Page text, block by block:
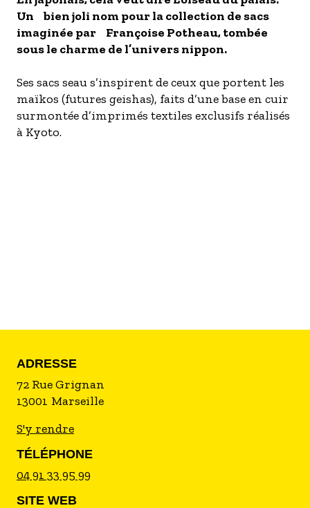
- Les établissements Accueil vélo
LES OFFRES MYPROVENCE
Un bien joli nom pour la collection de sacs
imaginée par Françoise Potheau, tombée
sous le charme de l’univers nippon.
Ses sacs seau s’inspirent de ceux que portent les
maïkos (futures geishas), faits d’une base en cuir
surmontée d’imprimés textiles exclusifs réalisés
à Kyoto.
ADRESSE
72 Rue Grignan
13001 Marseille
S'y rendre
TÉLÉPHONE
04 91 33 95 99
SITE WEB